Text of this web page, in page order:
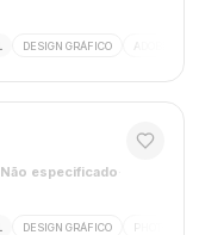
DESIGN GRÁFICO ADOBE
Não especificado
DESIGN GRÁFICO PHOTOSHOP